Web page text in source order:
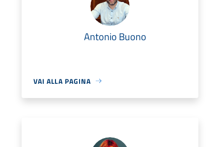
Antonio Buono
VAI ALLA PAGINA